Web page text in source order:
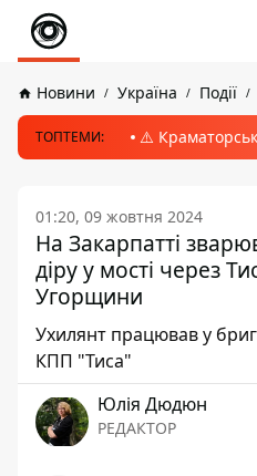
Новини Україна Події
ТОПТЕМИ: ⚠️
01:20, 09 жовтня 2024
На Закарпатті
діру у мості через
Угорщини
Ухилянт працював у
КПП "Тиса"
Юлія Дюдюн
РЕДАКТОР